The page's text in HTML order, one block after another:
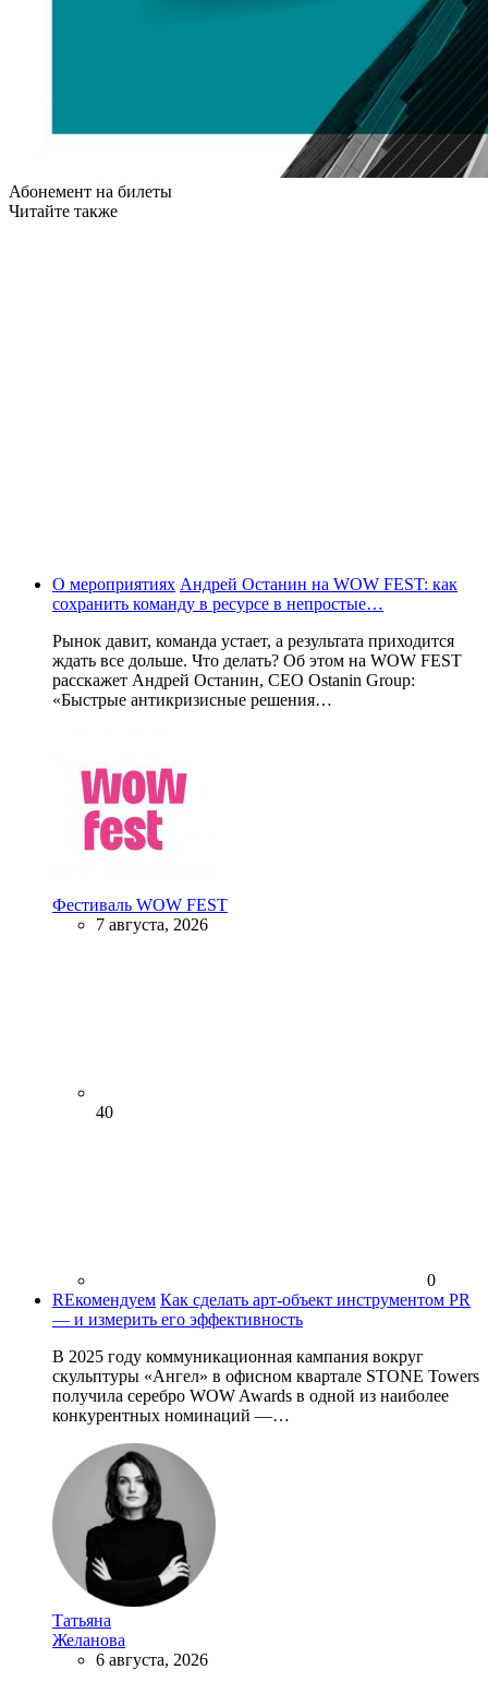
Абонемент на билеты
Читайте также
О мероприятиях Андрей Останин на WOW FEST: как
сохранить команду в ресурсе в непростые…
Рынок давит, команда устает, а результата приходится
ждать все дольше. Что делать? Об этом на WOW FEST
расскажет Андрей Останин, CEO Ostanin Group:
«Быстрые антикризисные решения…
Фестиваль WOW FEST
7 августа, 2026
40
0
REкомендуем Как сделать арт-объект инструментом PR
— и измерить его эффективность
В 2025 году коммуникационная кампания вокруг
скульптуры «Ангел» в офисном квартале STONE Towers
получила серебро WOW Awards в одной из наиболее
конкурентных номинаций —…
Татьяна
Желанова
6 августа, 2026